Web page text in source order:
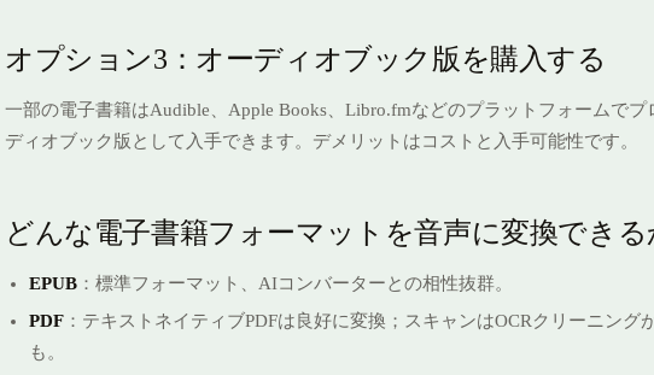
オプション3：オーディオブック版を購入する
一部の電子書籍はAudible、Apple Books、Libro.fmなどのプラットフォームでプ
ディオブック版として入手できます。デメリットはコストと入手可能性です。
どんな電子書籍フォーマットを音声に変換できる
EPUB ：標準フォーマット、AIコンバーターとの相性抜群。
PDF ：テキストネイティブPDFは良好に変換；スキャンはOCRクリーニング
も。